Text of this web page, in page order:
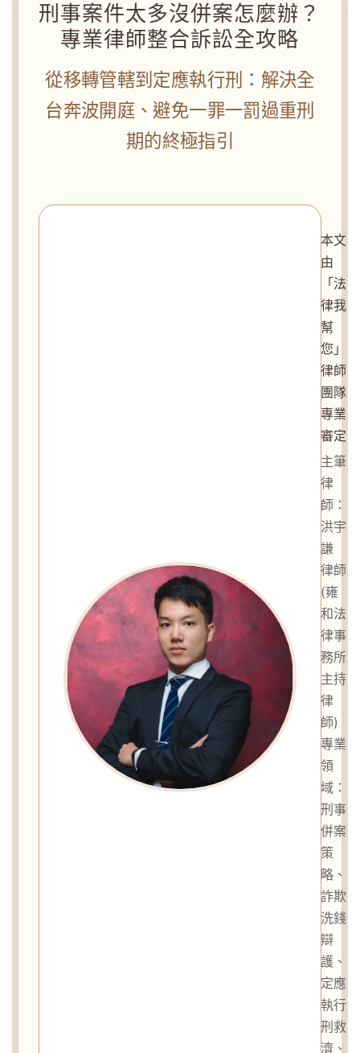
刑事案件太多沒併案怎麼辦？
專業律師整合訴訟全攻略
從移轉管轄到定應執行刑：解決全
台奔波開庭、避免一罪一罰過重刑
期的終極指引
本文
由
「法
律我
幫
您」
律師
團隊
專業
審定
主筆
律
師：
洪宇
謙
律師
(雍
和法
律事
務所
主持
律
師)
專業
領
域：
刑事
併案
策
略、
詐欺
洗錢
辯
護、
定應
執行
刑救
濟、